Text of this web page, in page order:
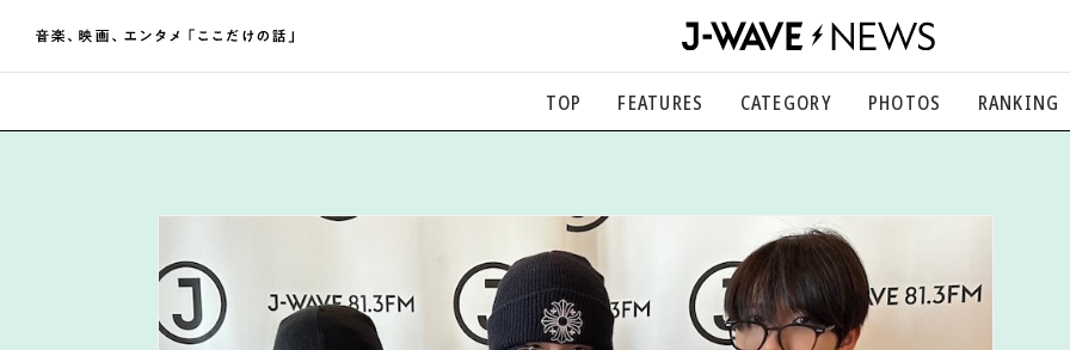
TOP FEATURES CATEGORY
映画、芸能、舞台、スポーツなど
カルチャー
アート、文芸、マンガなど
ライフスタイル
食、健康、美容…暮らし豊かに
PHOTOS RANKING